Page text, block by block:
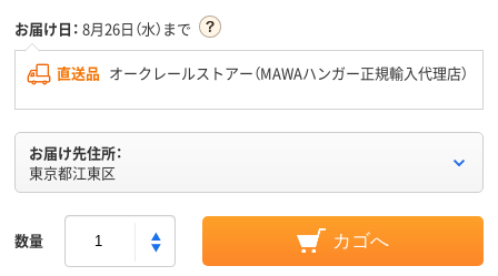
お届け日： 8月26日（水）まで
直送品 オークレールストアー（MAWAハンガー正規輸入代理店）
お届け先住所：
東京都江東区
数量 カゴへ